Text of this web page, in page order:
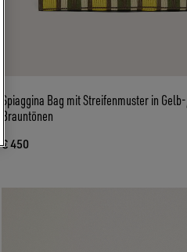
Spiaggina Bag mit Streifenmuster in
Brauntönen
€ 450